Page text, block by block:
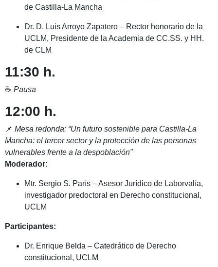
de Castilla-La Mancha
Dr. D. Luis Arroyo Zapatero – Rector honorario de la
UCLM, Presidente de la Academia de CC.SS. y HH.
de CLM
11:30 h.
☕ Pausa
12:00 h.
📌 Mesa redonda: “Un futuro sostenible para Castilla-La
Mancha: el tercer sector y la protección de las personas
vulnerables frente a la despoblación”
Moderador:
Mtr. Sergio S. París – Asesor Jurídico de Laborvalía,
investigador predoctoral en Derecho constitucional,
UCLM
Participantes:
Dr. Enrique Belda – Catedrático de Derecho
constitucional, UCLM